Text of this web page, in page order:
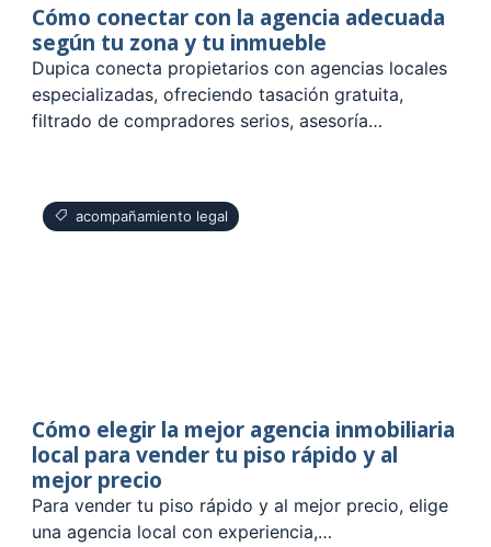
Cómo conectar con la agencia adecuada
según tu zona y tu inmueble
Dupica conecta propietarios con agencias locales
especializadas, ofreciendo tasación gratuita,
filtrado de compradores serios, asesoría…
acompañamiento legal
Cómo elegir la mejor agencia inmobiliaria
local para vender tu piso rápido y al
mejor precio
Para vender tu piso rápido y al mejor precio, elige
una agencia local con experiencia,…